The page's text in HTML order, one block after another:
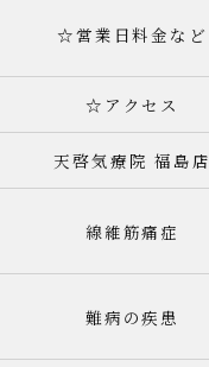
☆営業日料金など
☆アクセス
天啓気療院 福島店
線維筋痛症
難病の疾患